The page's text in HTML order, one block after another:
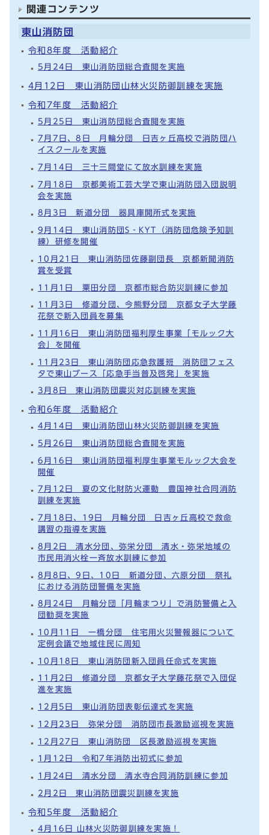
関連コンテンツ
東山消防団
令和8年度 活動紹介
5月24日 東山消防団総合査閲を実施
4月12日 東山消防団山林火災防御訓練を実施
令和7年度 活動紹介
5月25日 東山消防団総合査閲を実施
7月7日、8日 月輪分団 日吉ヶ丘高校で消防団ハ
イスクールを実施
7月14日 三十三間堂にて放水訓練を実施
7月18日 京都美術工芸大学で東山消防団入団説明
会を実施
8月3日 新道分団 器具庫開所式を実施
9月14日 東山消防団S‐KYT（消防団危険予知訓
練）研修を開催
10月21日 東山消防団佐藤副団長 京都新聞消防
賞を受賞
11月1日 粟田分団 京都市総合防災訓練に参加
11月3日 修道分団、今熊野分団 京都女子大学藤
花祭で新入団員を募集
11月16日 東山消防団福利厚生事業「モルック大
会」を開催
11月23日 東山消防団応急救護班 消防団フェス
タで東山ブース「応急手当普及啓発」を実施
3月8日 東山消防団震災対応訓練を実施
令和6年度 活動紹介
4月14日 東山消防団山林火災防御訓練を実施
5月26日 東山消防団総合査閲を実施
6月16日 東山消防団福利厚生事業モルック大会を
開催
7月12日 夏の文化財防火運動 豊国神社合同消防
訓練を実施
7月18日、19日 月輪分団 日吉ヶ丘高校で救命
講習の指導を実施
8月2日 清水分団、弥栄分団 清水・弥栄地域の
市民用消火栓一斉放水訓練に参加
8月8日、9日、10日 新道分団、六原分団 祭礼
における消防団警備を実施
8月24日 月輪分団「月輪まつり」で消防警備と入
団勧奨を実施
10月11日 一橋分団 住宅用火災警報器について
定例会議で地域住民に周知
10月18日 東山消防団新入団員任命式を実施
11月2日 修道分団 京都女子大学藤花祭で入団促
進を実施
12月5日 東山消防団表彰伝達式を実施
12月23日 弥栄分団 消防団市長激励巡視を実施
12月27日 東山消防団 区長激励巡視を実施
1月12日 令和7年消防出初式に参加
1月24日 清水分団 清水寺合同消防訓練に参加
2月2日 東山消防団震災訓練を実施
令和5年度 活動紹介
4月16日 山林火災防御訓練を実施！